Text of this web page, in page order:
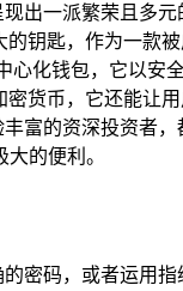
出一派繁荣且多
钥匙，作为一款
化钱包，它以安
货币，它还能让
富的资深投资者
的便利。
密码，或者运用